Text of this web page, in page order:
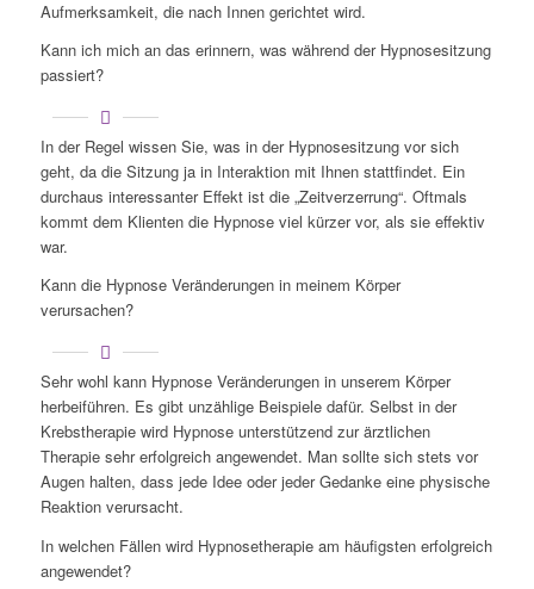
Aufmerksamkeit, die nach Innen gerichtet wird.
Kann ich mich an das erinnern, was während der Hypnosesitzung
passiert?
In der Regel wissen Sie, was in der Hypnosesitzung vor sich
geht, da die Sitzung ja in Interaktion mit Ihnen stattfindet. Ein
durchaus interessanter Effekt ist die „Zeitverzerrung“. Oftmals
kommt dem Klienten die Hypnose viel kürzer vor, als sie effektiv
war.
Kann die Hypnose Veränderungen in meinem Körper
verursachen?
Sehr wohl kann Hypnose Veränderungen in unserem Körper
herbeiführen. Es gibt unzählige Beispiele dafür. Selbst in der
Krebstherapie wird Hypnose unterstützend zur ärztlichen
Therapie sehr erfolgreich angewendet. Man sollte sich stets vor
Augen halten, dass jede Idee oder jeder Gedanke eine physische
Reaktion verursacht.
In welchen Fällen wird Hypnosetherapie am häufigsten erfolgreich
angewendet?